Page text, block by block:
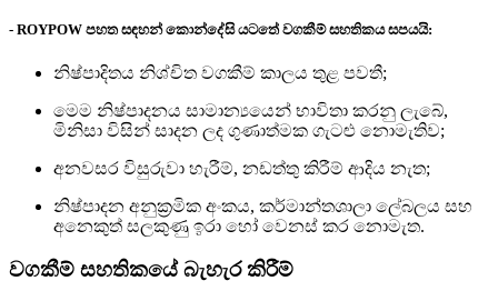
- ROYPOW පහත සඳහන් කොන්දේසි යටතේ වගකීම් සහතිකය සපයයි:
නිෂ්පාදිතය නිශ්චිත වගකීම් කාලය තුළ පවතී;
මෙම නිෂ්පාදනය සාමාන්‍යයෙන් භාවිතා කරනු ලැබේ,
මිනිසා විසින් සාදන ලද ගුණාත්මක ගැටළු නොමැතිව;
අනවසර විසුරුවා හැරීම්, නඩත්තු කිරීම් ආදිය නැත;
නිෂ්පාදන අනුක්‍රමික අංකය, කර්මාන්තශාලා ලේබලය සහ
අනෙකුත් සලකුණු ඉරා හෝ වෙනස් කර නොමැත.
වගකීම් සහතිකයේ බැහැර කිරීම්